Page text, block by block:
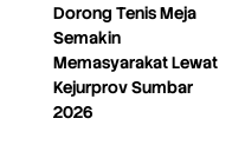
Dorong Tenis Meja
Semakin
Memasyarakat Lewat
Kejurprov Sumbar
2026